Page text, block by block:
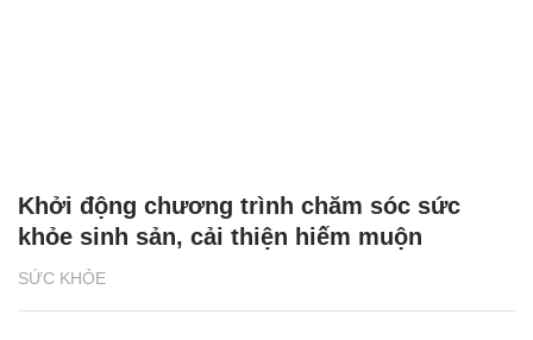
SỨC KHỎE
Khởi động chương trình chăm sóc sức
khỏe sinh sản, cải thiện hiếm muộn